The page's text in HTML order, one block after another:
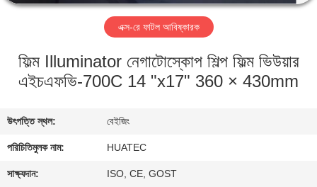
কারখানা
মান
যোগাযোগ
করুন
এক্স-রে ফাটল আবিষ্কারক
ফিল্ম Illuminator নেগাটোস্কোপ শিল্প ফিল্ম ভিউয়ার
এইচএফভি-700C 14 "x17" 360 × 430mm
উৎপত্তি স্থল: বেইজিং
পরিচিতিমুলক নাম: HUATEC
সাক্ষ্যদান: ISO, CE, GOST